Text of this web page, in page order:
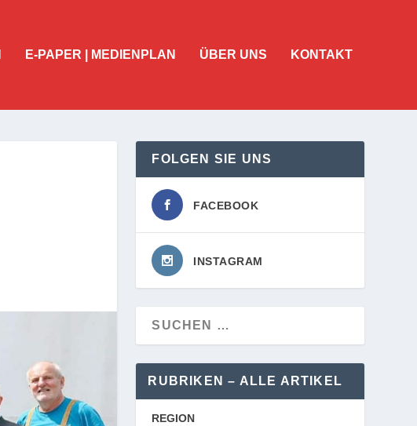
E-PAPER | MEDIENPLAN ÜBER UNS KONTAKT
FOLGEN SIE UNS
FACEBOOK
INSTAGRAM
RUBRIKEN – ALLE ARTIKEL
REGION